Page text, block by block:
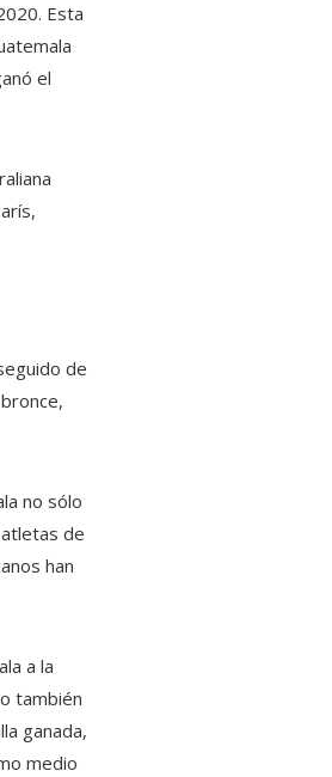
Esta
el
de
no sólo
de
han
a la
también
ganada,
medio